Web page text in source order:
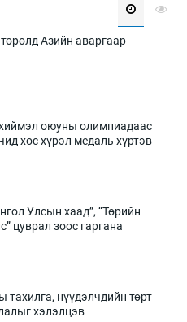
Азийн аваргаар
оюуны олимпиадаас
хос хүрэл медаль хүртэв
Улсын хаад”, “Төрийн
цуврал зоос гаргана
тахилга, нүүдэлчдийн төрт
хэлэлцэв